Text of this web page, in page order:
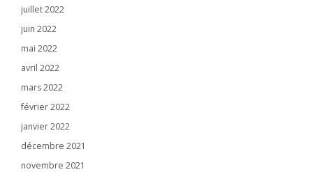
juillet 2022
juin 2022
mai 2022
avril 2022
mars 2022
février 2022
janvier 2022
décembre 2021
novembre 2021